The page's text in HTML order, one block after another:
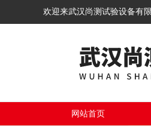
欢迎来武汉尚测试验设备有
网站首页